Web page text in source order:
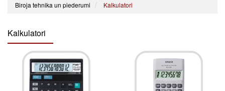
Biroja tehnika un piederumi Kalkulatori
Kalkulatori